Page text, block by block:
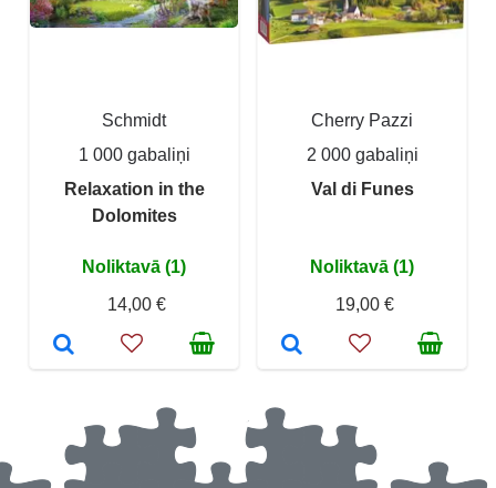
Schmidt
1 000 gabaliņi
Relaxation in the
Dolomites
Noliktavā (1)
14,00 €
Cherry Pazzi
2 000 gabaliņi
Val di Funes
Noliktavā (1)
19,00 €